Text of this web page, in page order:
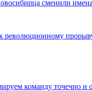
сменили
революционному
команду точечно и